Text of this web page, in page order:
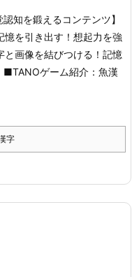
認知を鍛えるコンテンツ】
憶を引き出す！想起力を強
と画像を結びつける！記憶
■TANOゲーム紹介：魚漢
字